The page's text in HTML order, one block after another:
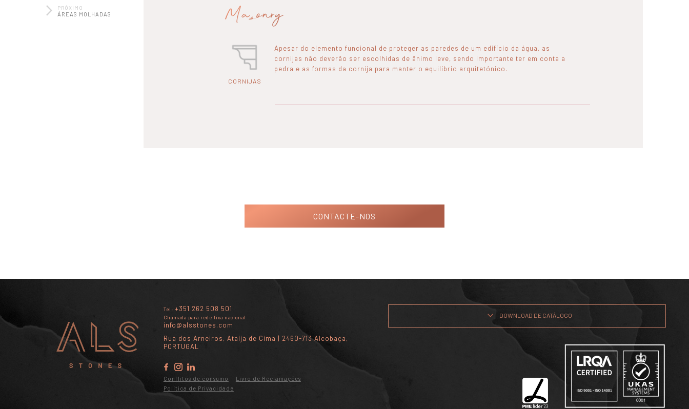
PRÓXIMO
ÁREAS MOLHADAS Masonry
CORNIJAS
Apesar do elemento funcional de proteger as paredes de um edifício da água, as
cornijas não deverão ser escolhidas de ânimo leve, sendo importante ter em conta a
pedra e as formas da cornija para manter o equilíbrio arquitetónico.
CONTACTE-NOS
DOWNLOAD DE CATÁLOGO
Tel: +351 262 508 501
Chamada para rede fixa nacional
info@alsstones.com
Rua dos Arneiros, Ataíja de Cima | 2460-713 Alcobaça,
PORTUGAL
Conflitos de consumo
Livro de Reclamações
Política de Privacidade